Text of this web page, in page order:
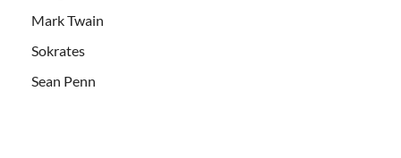
Mark Twain
Sokrates
Sean Penn